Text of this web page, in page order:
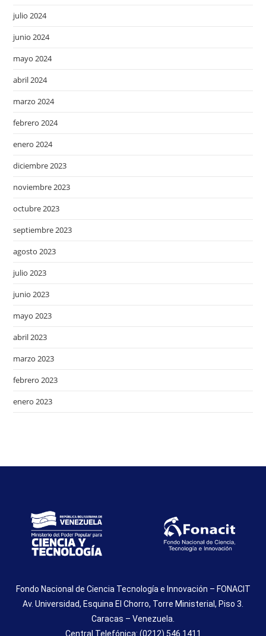
julio 2024
junio 2024
mayo 2024
abril 2024
marzo 2024
febrero 2024
enero 2024
diciembre 2023
noviembre 2023
octubre 2023
septiembre 2023
agosto 2023
julio 2023
junio 2023
mayo 2023
abril 2023
marzo 2023
febrero 2023
enero 2023
Fondo Nacional de Ciencia Tecnología e Innovación – FONACIT
Av. Universidad, Esquina El Chorro, Torre Ministerial, Piso 3.
Caracas – Venezuela.
Central Telefónica: (0212) 546.1411